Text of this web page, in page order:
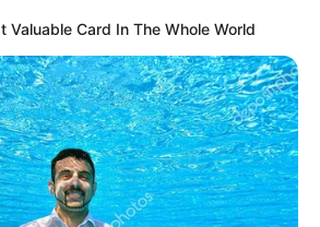
Valuable Card In The Whole World